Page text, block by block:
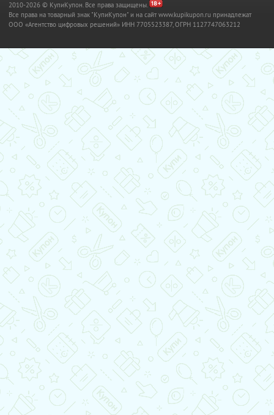
2010-2026 © КупиКупон. Все права защищены.
Все права на товарный знак "КупиКупон" и на сайт www.kupikupon.ru принадлежат
OOO «Агентство цифровых решений» ИНН 7705523387, ОГРН 1127747063212